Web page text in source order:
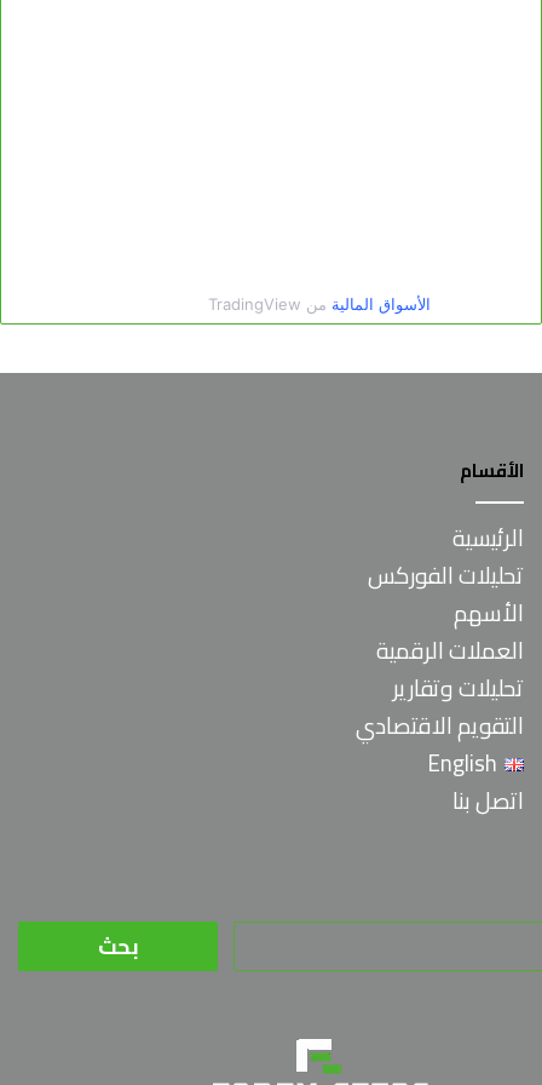
الأقسام
الرئيسية
تحليلات الفوركس
الأسهم
العملات الرقمية
تحليلات وتقارير
التقويم الاقتصادي
English
اتصل بنا
البحث
عن: